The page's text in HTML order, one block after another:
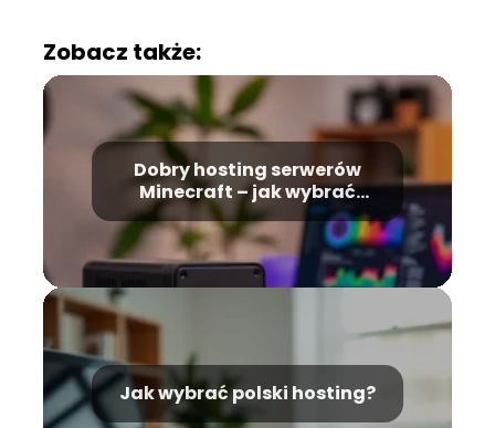
Zobacz także:
Dobry hosting serwerów
Minecraft – jak wybrać
najlepszy?
Jak wybrać polski hosting?